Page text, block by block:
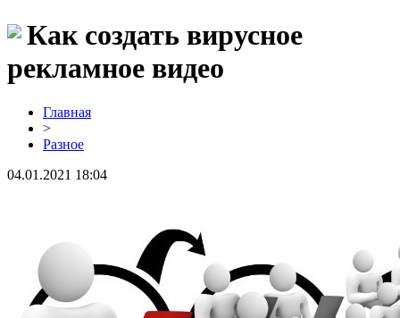
Как создать вирусное
рекламное видео
Главная
>
Разное
04.01.2021 18:04